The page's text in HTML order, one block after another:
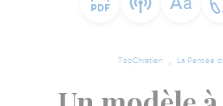
TopChrétien La Pensée